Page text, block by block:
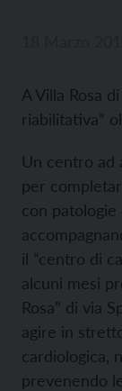
A Villa Rosa
riabilitativa”
Un centro ad
per
con patologie
il “centro di
alcuni mesi
Rosa” di via
agire in
cardiologica,
prevenendo